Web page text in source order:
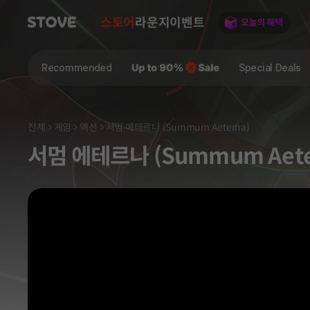
스토어 라운지 이벤트
Recommended Special Deals
전체 게임 액션 서멈 에테르나 (Summum Aeterna)
서멈 에테르나 (Summum